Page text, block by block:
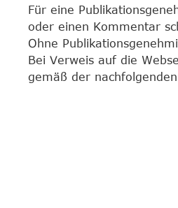
Für eine
oder einen Kommentar
Ohne
Bei Verweis auf die
gemäß der